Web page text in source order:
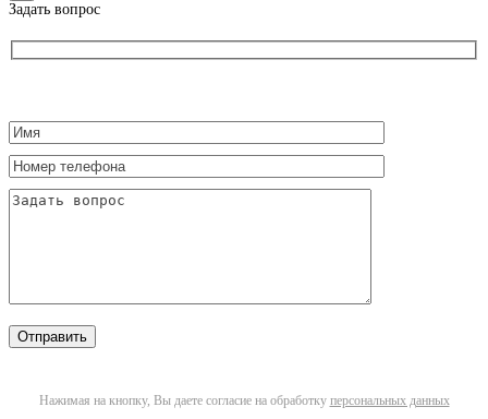
Задать вопрос
Нажимая на кнопку, Вы даете согласие на обработку персональных данных